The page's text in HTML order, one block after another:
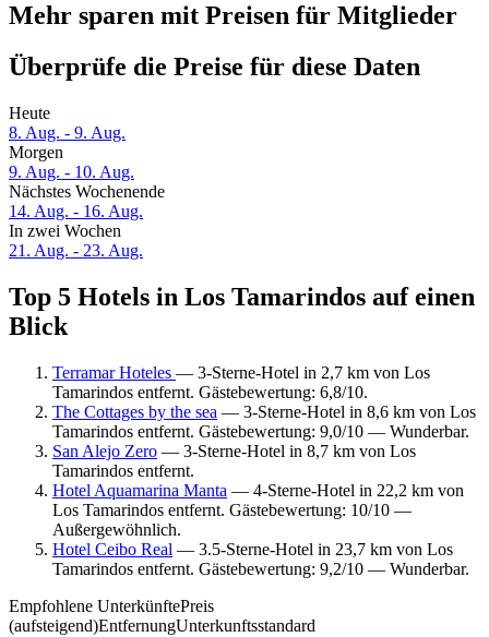
Mehr sparen mit Preisen für Mitglieder
Überprüfe die Preise für diese Daten
Heute
8. Aug. - 9. Aug.
Morgen
9. Aug. - 10. Aug.
Nächstes Wochenende
14. Aug. - 16. Aug.
In zwei Wochen
21. Aug. - 23. Aug.
Top 5 Hotels in Los Tamarindos auf einen
Blick
Terramar Hoteles — 3-Sterne-Hotel in 2,7 km von Los
Tamarindos entfernt. Gästebewertung: 6,8/10.
The Cottages by the sea — 3-Sterne-Hotel in 8,6 km von Los
Tamarindos entfernt. Gästebewertung: 9,0/10 — Wunderbar.
San Alejo Zero — 3-Sterne-Hotel in 8,7 km von Los
Tamarindos entfernt.
Hotel Aquamarina Manta — 4-Sterne-Hotel in 22,2 km von
Los Tamarindos entfernt. Gästebewertung: 10/10 —
Außergewöhnlich.
Hotel Ceibo Real — 3.5-Sterne-Hotel in 23,7 km von Los
Tamarindos entfernt. Gästebewertung: 9,2/10 — Wunderbar.
Empfohlene UnterkünftePreis
(aufsteigend)EntfernungUnterkunftsstandard